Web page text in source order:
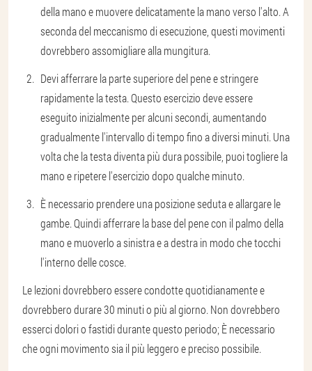
della mano e muovere delicatamente la mano verso l'alto. A
seconda del meccanismo di esecuzione, questi movimenti
dovrebbero assomigliare alla mungitura.
Devi afferrare la parte superiore del pene e stringere
rapidamente la testa. Questo esercizio deve essere
eseguito inizialmente per alcuni secondi, aumentando
gradualmente l'intervallo di tempo fino a diversi minuti. Una
volta che la testa diventa più dura possibile, puoi togliere la
mano e ripetere l'esercizio dopo qualche minuto.
È necessario prendere una posizione seduta e allargare le
gambe. Quindi afferrare la base del pene con il palmo della
mano e muoverlo a sinistra e a destra in modo che tocchi
l'interno delle cosce.
Le lezioni dovrebbero essere condotte quotidianamente e
dovrebbero durare 30 minuti o più al giorno. Non dovrebbero
esserci dolori o fastidi durante questo periodo; È necessario
che ogni movimento sia il più leggero e preciso possibile.